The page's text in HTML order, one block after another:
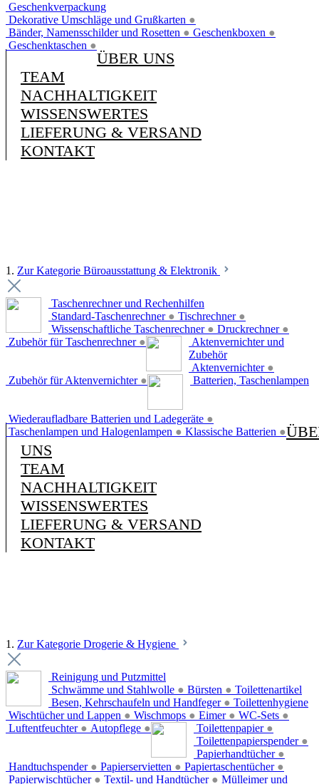
Geschenkverpackung
Dekorative Umschläge und Grußkarten ●
Bänder, Namensschilder und Rosetten ● Geschenkboxen ●
Geschenktaschen ●
ÜBER UNS
TEAM
NACHHALTIGKEIT
WISSENSWERTES
LIEFERUNG & VERSAND
KONTAKT
1. Zur Kategorie Büroausstattung & Elektronik
Taschenrechner und Rechenhilfen
Standard-Taschenrechner ● Tischrechner ●
Wissenschaftliche Taschenrechner ● Druckrechner ●
Zubehör für Taschenrechner ●
Aktenvernichter und
Zubehör
Aktenvernichter ●
Zubehör für Aktenvernichter ● Batterien, Taschenlampen
Wiederaufladbare Batterien und Ladegeräte ●
Taschenlampen und Halogenlampen ● Klassische Batterien ●
UNS
TEAM
NACHHALTIGKEIT
WISSENSWERTES
LIEFERUNG & VERSAND
KONTAKT
1. Zur Kategorie Drogerie & Hygiene
Reinigung und Putzmittel
Schwämme und Stahlwolle ● Bürsten ●
Besen, Kehrschaufeln und Handfeger ●
Wischtücher und Lappen ● Wischmops ● Eimer ● WC-Sets ●
Luftentfeuchter ● Autopflege ●
Toilettenartikel
Toilettenpapier ●
Toilettenpapierspender ●
Papierhandtücher ●
Handtuchspender ● Papierservietten ● Papiertaschentücher ●
Papierwischtücher ● Textil- und Handtücher ●
Toilettenhygiene
Mülleimer und